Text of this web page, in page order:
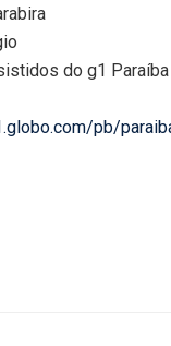
do g1 Paraíba
pb/